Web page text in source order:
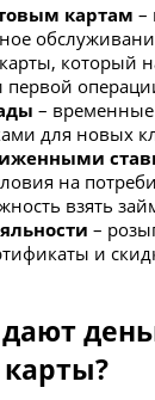
картам –
который
первой
–
для новых
на
взять
–
и